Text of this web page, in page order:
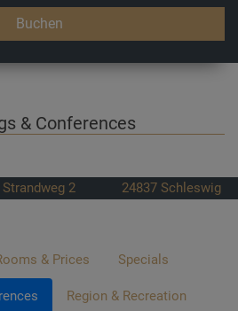
Buchen
& Conferences
Strandweg 2 24837 Schleswig
& Prices Specials
Region & Recreation